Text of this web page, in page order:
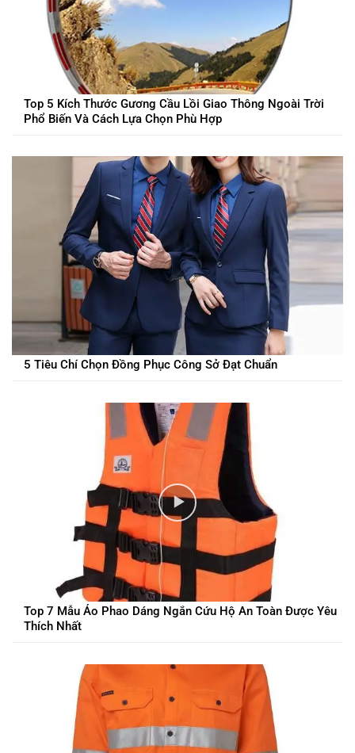
Top 5 Kích Thước Gương Cầu Lồi Giao Thông Ngoài Trời
Phổ Biến Và Cách Lựa Chọn Phù Hợp
5 Tiêu Chí Chọn Đồng Phục Công Sở Đạt Chuẩn
Top 7 Mẫu Áo Phao Dáng Ngắn Cứu Hộ An Toàn Được Yêu
Thích Nhất